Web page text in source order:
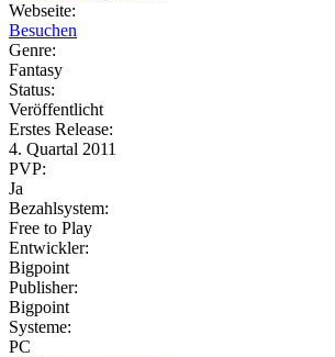
Webseite:
Besuchen
Genre:
Fantasy
Status:
Veröffentlicht
Erstes Release:
4. Quartal 2011
PVP:
Ja
Bezahlsystem:
Free to Play
Entwickler:
Bigpoint
Publisher:
Bigpoint
Systeme:
PC